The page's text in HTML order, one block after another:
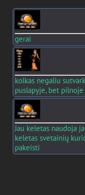
gerai
kolkas negaliu
puslapyje, bet
Jau keletas naudoja
keletas svetainių
pakeisti